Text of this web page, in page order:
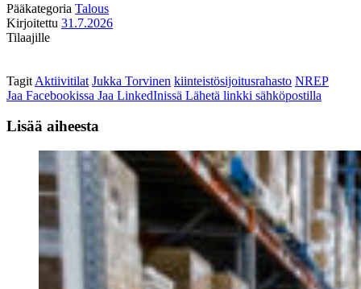
Pääkategoria Talous
Kirjoitettu 31.7.2026
Tilaajille
Tagit Aktiivitilat Jukka Torvinen kiinteistösijoitusrahasto NREP
Jaa Facebookissa Jaa LinkedInissä Lähetä linkki sähköpostilla
Lisää aiheesta